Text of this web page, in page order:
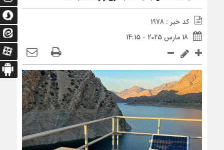
کد خبر : 1978
18 مارس 2025 - 14:15